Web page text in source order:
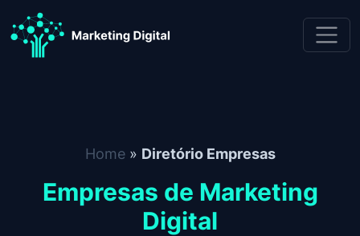
Skip to content
Diretório Empresas
Home» Diretório Empresas
Empresas de Marketing
Digital